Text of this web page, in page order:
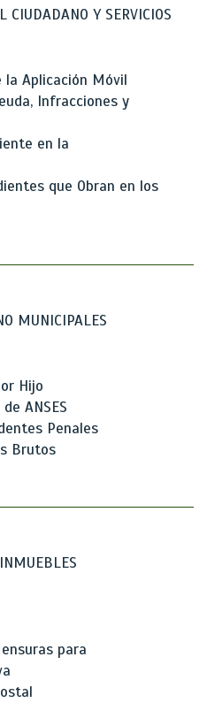
CIUDADANO Y SERVICIOS
la Aplicación Móvil
Infracciones y
en la
que Obran en los
MUNICIPALES
Hijo
ANSES
Penales
Brutos
para